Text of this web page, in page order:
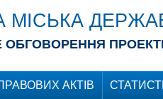
МІСЬКА
АКТІВ